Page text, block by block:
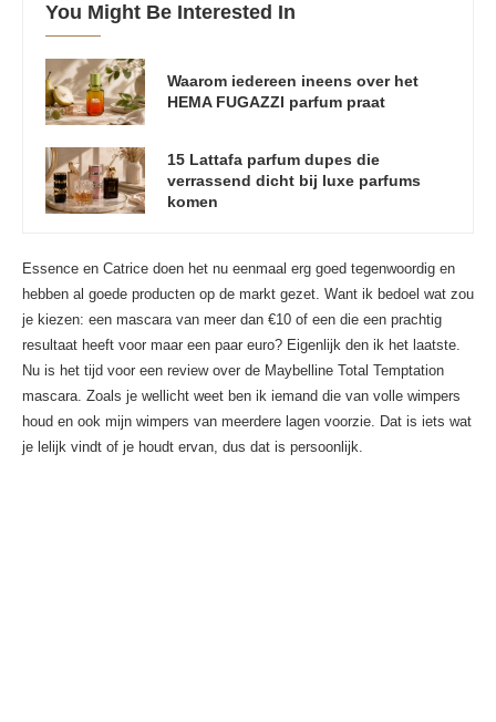
You Might Be Interested In
Waarom iedereen ineens over het
HEMA FUGAZZI parfum praat
15 Lattafa parfum dupes die
verrassend dicht bij luxe parfums
komen
Essence en Catrice doen het nu eenmaal erg goed tegenwoordig en
hebben al goede producten op de markt gezet. Want ik bedoel wat zou
je kiezen: een mascara van meer dan €10 of een die een prachtig
resultaat heeft voor maar een paar euro? Eigenlijk den ik het laatste.
Nu is het tijd voor een review over de Maybelline Total Temptation
mascara. Zoals je wellicht weet ben ik iemand die van volle wimpers
houd en ook mijn wimpers van meerdere lagen voorzie. Dat is iets wat
je lelijk vindt of je houdt ervan, dus dat is persoonlijk.